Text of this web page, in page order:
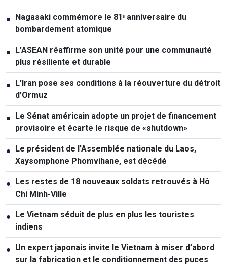
● Nagasaki commémore le 81ᵉ anniversaire du
bombardement atomique
● L’ASEAN réaffirme son unité pour une communauté
plus résiliente et durable
● L’Iran pose ses conditions à la réouverture du détroit
d’Ormuz
● Le Sénat américain adopte un projet de financement
provisoire et écarte le risque de «shutdown»
● Le président de l’Assemblée nationale du Laos,
Xaysomphone Phomvihane, est décédé
● Les restes de 18 nouveaux soldats retrouvés à Hô
Chi Minh-Ville
● Le Vietnam séduit de plus en plus les touristes
indiens
● Un expert japonais invite le Vietnam à miser d’abord
sur la fabrication et le conditionnement des puces